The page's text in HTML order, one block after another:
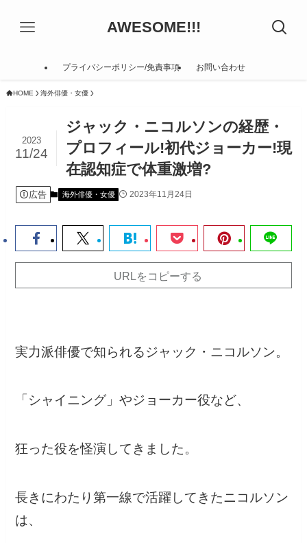
AWESOME!!!
プライバシーポリシー/免責事項 お問い合わせ
HOME 海外俳優・女優
ジャック・ニコルソンの経歴・
プロフィール!初代ジョーカー!現
在認知症で体重激増?
2023
11/24
広告 海外俳優・女優 2023年11月24日
URLをコピーする
実力派俳優で知られるジャック・ニコルソン。
「シャイニング」やジョーカー役など、
狂った役を怪演してきました。
長きにわたり第一線で活躍してきたニコルソン
は、